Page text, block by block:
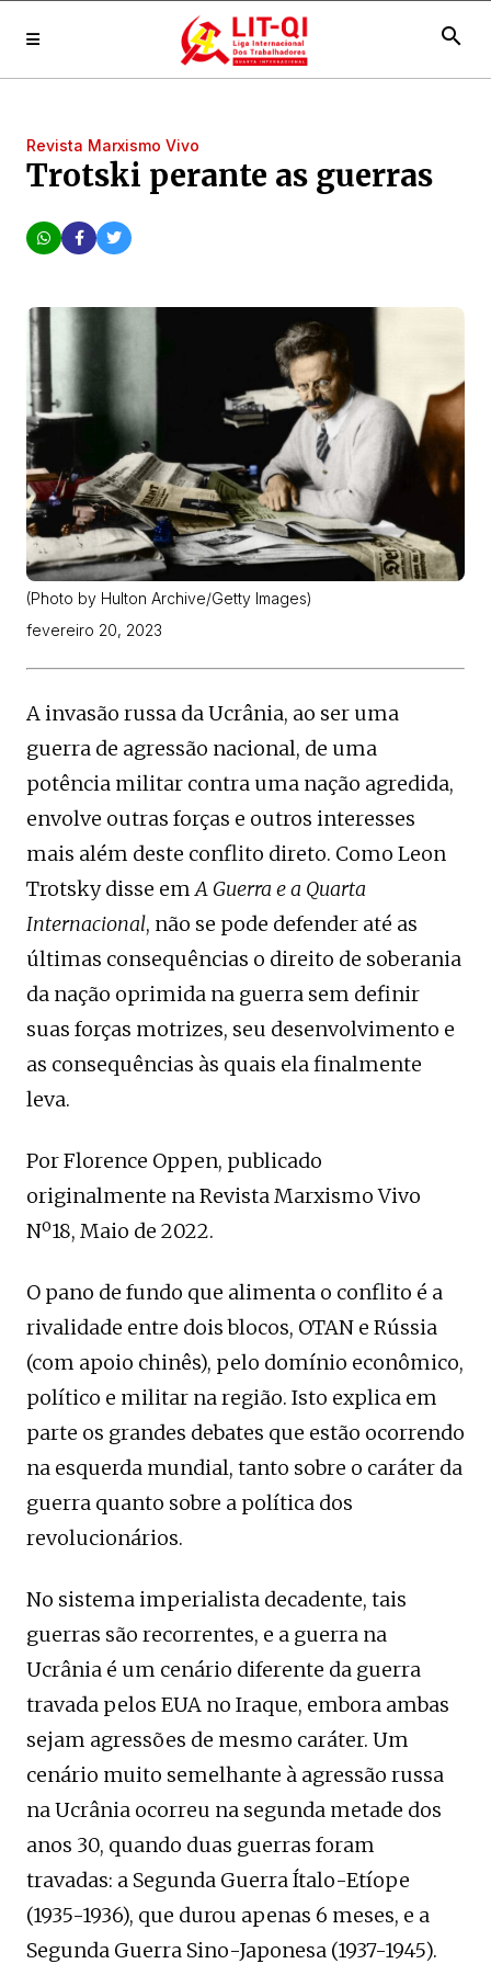
search
Revista Marxismo Vivo
Trotski perante as guerras
(Photo by Hulton Archive/Getty Images)
fevereiro 20, 2023
A invasão russa da Ucrânia, ao ser uma
guerra de agressão nacional, de uma
potência militar contra uma nação agredida,
envolve outras forças e outros interesses
mais além deste conflito direto. Como Leon
Trotsky disse emA Guerra e a Quarta
Internacional, não se pode defender até as
últimas consequências o direito de soberania
da nação oprimida na guerra sem definir
suas forças motrizes, seu desenvolvimento e
as consequências às quais ela finalmente
leva.
Por Florence Oppen, publicado
originalmente na Revista Marxismo Vivo
Nº18, Maio de 2022.
O pano de fundo que alimenta o conflito é a
rivalidade entre dois blocos, OTAN e Rússia
(com apoio chinês), pelo domínio econômico,
político e militar na região. Isto explica em
parte os grandes debates que estão ocorrendo
na esquerda mundial, tanto sobre o caráter da
guerra quanto sobre a política dos
revolucionários.
No sistema imperialista decadente, tais
guerras são recorrentes, e a guerra na
Ucrânia é um cenário diferente da guerra
travada pelos EUA no Iraque, embora ambas
sejam agressões de mesmo caráter. Um
cenário muito semelhante à agressão russa
na Ucrânia ocorreu na segunda metade dos
anos 30, quando duas guerras foram
travadas: a Segunda Guerra Ítalo-Etíope
(1935-1936), que durou apenas 6 meses, e a
Segunda Guerra Sino-Japonesa (1937-1945).